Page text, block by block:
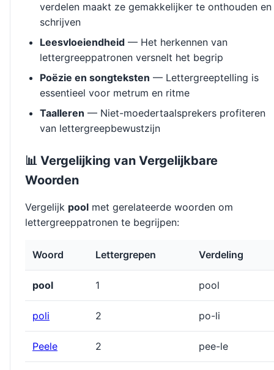
verdelen maakt ze gemakkelijker te onthouden en
schrijven
Leesvloeiendheid — Het herkennen van
lettergreeppatronen versnelt het begrip
Poëzie en songteksten — Lettergreeptelling is
essentieel voor metrum en ritme
Taalleren — Niet-moedertaalsprekers profiteren
van lettergreepbewustzijn
📊 Vergelijking van Vergelijkbare
Woorden
Vergelijk pool met gerelateerde woorden om
lettergreeppatronen te begrijpen:
Woord Lettergrepen Verdeling
pool 1 pool
poli 2 po-li
Peele 2 pee-le